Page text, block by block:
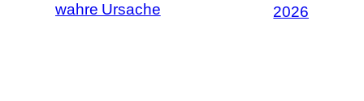
wahre Ursache
2026